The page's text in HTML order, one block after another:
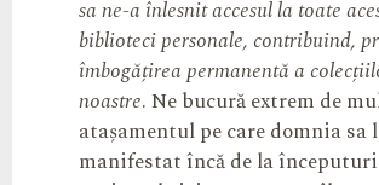
sa ne-a înlesnit accesul la toate
biblioteci personale, contribuind,
îmbogățirea permanentă a
noastre. Ne bucură extrem de
atașamentul pe care domnia sa
manifestat încă de la